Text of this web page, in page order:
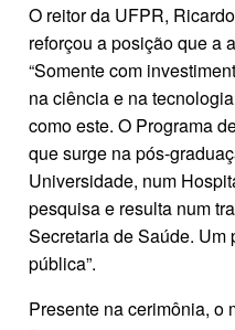
O reitor da UFPR,
reforçou a posição que a
“Somente com
na ciência e na
como este. O Programa
que surge na pós-
Universidade, num
pesquisa e resulta num
Secretaria de Saúde.
pública”.
Presente na cerimônia, o